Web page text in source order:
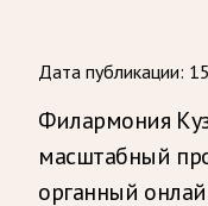
Дата публикации:
Филармония
масштабный
органный